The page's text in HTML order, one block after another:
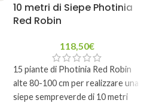
10 metri di Siepe Photinia
Red Robin
118,50€
15 piante di Photinia Red Robin
alte 80-100 cm per realizzare una
siepe sempreverde di 10 metri